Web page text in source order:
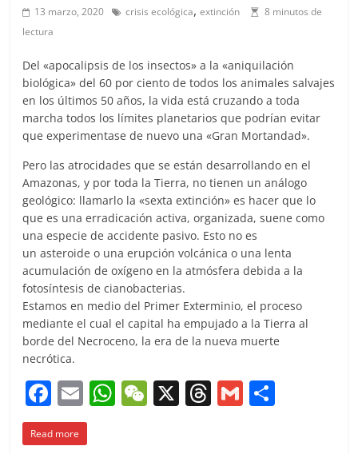
13 marzo, 2020 crisis ecológica,extinción
8 minutos de
lectura
Del «apocalipsis de los insectos» a la «aniquilación
biológica» del 60 por ciento de todos los animales salvajes
en los últimos 50 años, la vida está cruzando a toda
marcha todos los límites planetarios que podrían evitar
que experimentase de nuevo una «Gran Mortandad».
Pero las atrocidades que se están desarrollando en el
Amazonas, y por toda la Tierra, no tienen un análogo
geológico: llamarlo la «sexta extinción» es hacer que lo
que es una erradicación activa, organizada, suene como
una especie de accidente pasivo. Esto no es
un asteroide o una erupción volcánica o una lenta
acumulación de oxígeno en la atmósfera debida a la
fotosíntesis de cianobacterias.
Estamos en medio del Primer Exterminio, el proceso
mediante el cual el capital ha empujado a la Tierra al
borde del Necroceno, la era de la nueva muerte
necrótica.
F
a
c
E
m
ai
W W X T G
Read more